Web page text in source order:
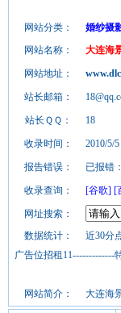
网站分类：
婚纱摄
网站名称：
大连海
网站地址：
站长邮箱：
站长ＱＱ： 18
收录时间： 2010/5/
报告错误： 已报错
收录查询： [谷歌] [
网址搜索：
数据统计：
近30分
广告位招租11-------------
网站简介：
大连海